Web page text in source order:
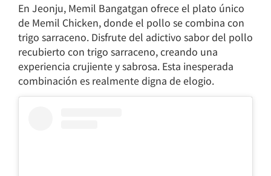
En Jeonju, Memil Bangatgan ofrece el plato único
de Memil Chicken, donde el pollo se combina con
trigo sarraceno. Disfrute del adictivo sabor del pollo
recubierto con trigo sarraceno, creando una
experiencia crujiente y sabrosa. Esta inesperada
combinación es realmente digna de elogio.